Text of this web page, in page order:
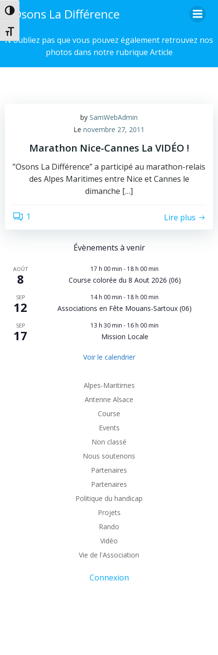
Passer en contraste élevé
Changer la taille de la police
au
Osons La Différence
N'oubliez pas que vous pouvez également retrouvez nos
photos dans notre rubrique Article
by SamWebAdmin
Le novembre 27, 2011
Marathon Nice-Cannes La VIDÉO !
”Osons La Différence” a participé au marathon-relais
des Alpes Maritimes entre Nice et Cannes le
dimanche […]
1 Lire plus
Évènements à venir
AOÛT
8
17 h 00 min - 18 h 00 min
Course colorée du 8 Aout 2026 (06)
SEP
12
14 h 00 min - 18 h 00 min
Associations en Fête Mouans-Sartoux (06)
SEP
17
13 h 30 min - 16 h 00 min
Mission Locale
Voir le calendrier
Alpes-Maritimes
Antenne Alsace
Course
Events
Non classé
Nous soutenons
Partenaires
Partenaires
Politique du handicap
Projets
Rando
Vidéo
Vie de l'Association
Connexion